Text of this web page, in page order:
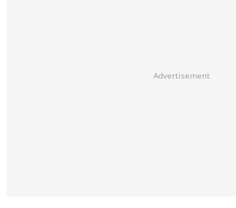
Advertisement